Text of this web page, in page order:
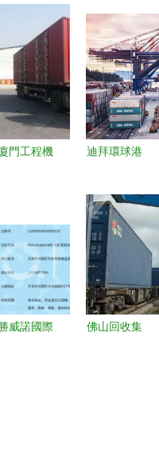
門工程機
路徑解析
應對超高大
型與超重運
迪拜環球港
對非洲市場
投資，航運
界矚目
勝威諾國際
佛山回收集